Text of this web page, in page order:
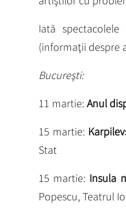
Iată
(informaţii despre
Bucureşti:
11 martie: Anul
15 martie:
Stat
15 martie: Insula
Popescu, Teatrul